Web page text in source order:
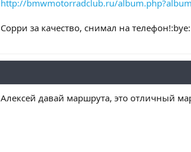
http://bmwmotorradclub.ru/
Сорри за качество, снимал на телефон!:bye:
Алексей давай маршрута, это отличный